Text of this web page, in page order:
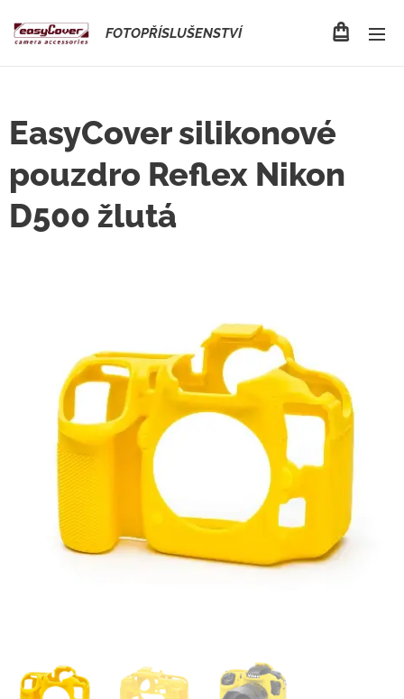
FOTOPŘÍSLUŠENSTVÍ
EasyCover silikonové
pouzdro Reflex Nikon
D500 žlutá